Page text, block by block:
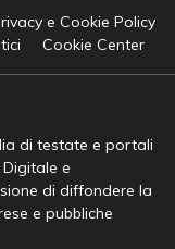
e Cookie Policy
Cookie Center
di testate e portali
e
di diffondere la
e pubbliche